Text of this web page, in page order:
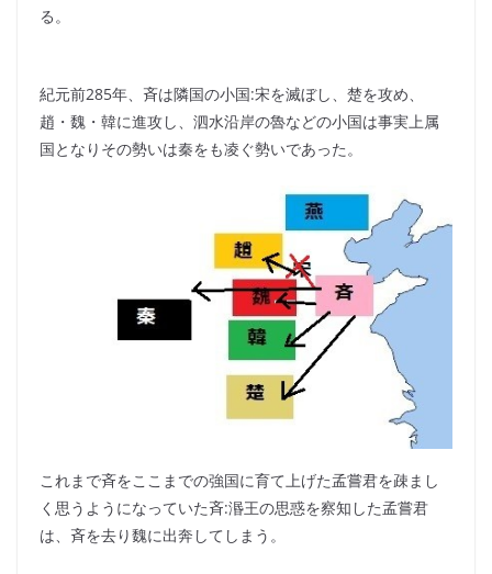
る。
紀元前285年、斉は隣国の小国:宋を滅ぼし、楚を攻め、
趙・魏・韓に進攻し、泗水沿岸の魯などの小国は事実上属
国となりその勢いは秦をも凌ぐ勢いであった。
これまで斉をここまでの強国に育て上げた孟嘗君を疎まし
く思うようになっていた斉:湣王の思惑を察知した孟嘗君
は、斉を去り魏に出奔してしまう。